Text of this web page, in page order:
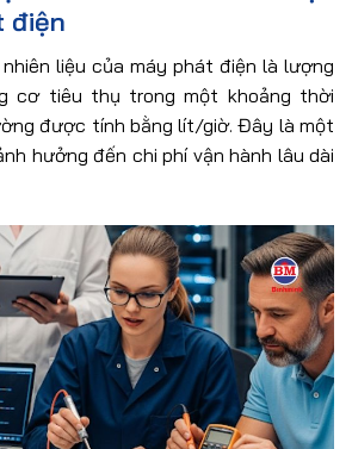
điện
liệu của máy phát điện là lượng
cơ tiêu thụ trong một khoảng thời
được tính bằng lít/giờ. Đây là một
hưởng đến chi phí vận hành lâu dài